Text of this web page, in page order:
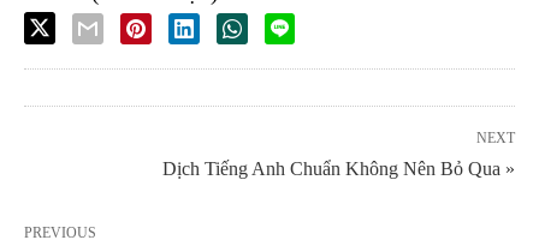
NEXT
Dịch Tiếng Anh Chuẩn Không Nên Bỏ Qua »
PREVIOUS